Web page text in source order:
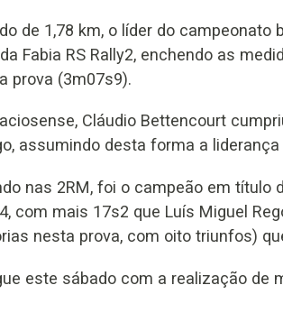
de 1,78 km, o líder do campeonato
Fabia RS Rally2, enchendo as
prova (3m07s9).
Cláudio Bettencourt
assumindo desta forma a
nas 2RM, foi o campeão em título
com mais 17s2 que Luís Miguel
nesta prova, com oito triunfos)
este sábado com a realização de